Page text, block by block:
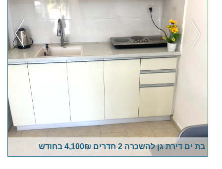
בת ים דירת גן להשכרה 2 חדרים 4,100₪ בחודש